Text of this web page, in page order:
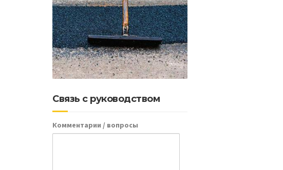
Связь с руководством
Комментарии / вопросы